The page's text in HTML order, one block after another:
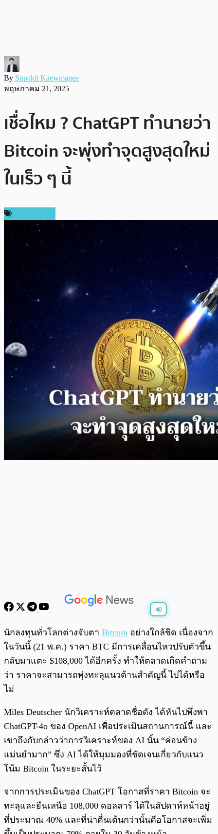
By Supakit Kaewmanee
พฤษภาคม 21, 2025
เชื่อไหม ? ChatGPT ทำนายว่า
Bitcoin จะพุ่งทำจุดสูงสุดใหม่
ในเร็ว ๆ นี้
พร้อมเล่น 0:00 /0:00
นักลงทุนทั่วโลกต่างจับตา Bitcoin อย่างใกล้ชิด เนื่องจาก
ในวันนี้ (21 พ.ค.) ราคา BTC มีการเคลื่อนไหวปรับตัวขึ้น
กลับมาแตะ $108,000 ได้อีกครั้ง ทำให้ตลาดเกิดคำถาม
ว่า ราคาจะสามารถพุ่งทะลุแนวต้านสำคัญนี้ ไปได้หรือ
ไม่
Miles Deutscher นักวิเคราะห์ตลาดชื่อดัง ได้หันไปพึ่งพา
ChatGPT-4o ของ OpenAI เพื่อประเมินสถานการณ์นี้ และ
เขาถึงกับกล่าวว่าการวิเคราะห์ของ AI นั้น “ค่อนข้าง
แม่นยำมาก” ซึ่ง AI ได้ให้มุมมองที่ชัดเจนเกี่ยวกับแนว
โน้ม Bitcoin ในระยะสั้นไว้
จากการประเมินของ ChatGPT โอกาสที่ราคา Bitcoin จะ
ทะลุและยืนเหนือ 108,000 ดอลลาร์ ได้ในสัปดาห์หน้าอยู่
ที่ประมาณ 40% และที่น่าตื่นเต้นกว่านั้นคือโอกาสจะเพิ่ม